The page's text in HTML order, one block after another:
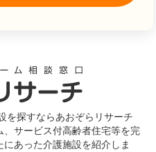
を探すならあおぞらリサーチ
サービス付高齢者住宅等を完
あった介護施設を紹介しま